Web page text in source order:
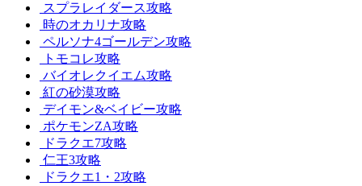
スプラレイダース攻略
時のオカリナ攻略
ペルソナ4ゴールデン攻略
トモコレ攻略
バイオレクイエム攻略
紅の砂漠攻略
デイモン&ベイビー攻略
ポケモンZA攻略
ドラクエ7攻略
仁王3攻略
ドラクエ1・2攻略